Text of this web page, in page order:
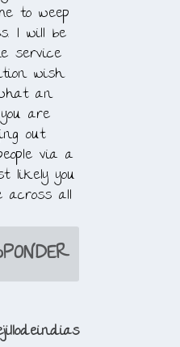
to weep
I will be
service
wish
an
are
out
via a
likely you
across all